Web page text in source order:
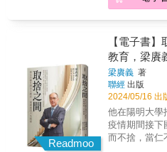
色畫成一筆恐
民主的先行者
島低吟悲歌
個黑暗的年代
繼者無所恐懼
人》當中，作
台灣各個角落
的傳燈人。他
生、臺靜農、
媛、劉國松、
亂渡海來臺
藝術家，當時
衣冠，這些優
在各級學校講
一個書攤，租
人為臺灣本
或淡抹的色
在不同的場域
文化的持續、
Readmoo
【電子書
教育，梁賡
梁賡義 著
聯經 出版
2024/05/16 出
他在陽明大學
疫情期間接下
而不捨，當仁